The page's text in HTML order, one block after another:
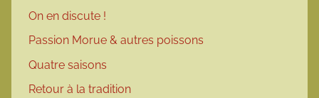
On en discute !
Passion Morue & autres poissons
Quatre saisons
Retour à la tradition